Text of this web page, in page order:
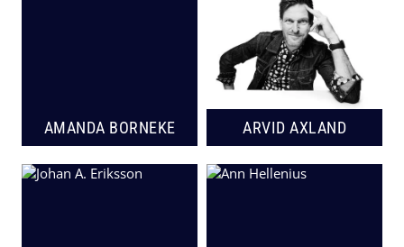
AMANDA BORNEKE ARVID AXLAND